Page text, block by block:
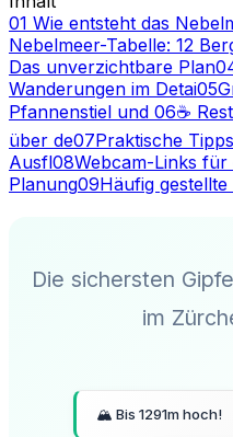
01 Wie entsteht das
Nebelmeer-Tabelle: 12
Das unverzichtbare Plan
Wanderungen im Detai05
Pfannenstiel und 06☕
über de07Praktische
Ausfl08Webcam-Links für
Planung09Häufig gestellte
Die sichersten
im
🏔️ Bis 1291m hoch!